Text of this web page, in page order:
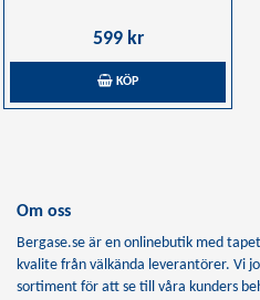
599 kr
KÖP
Om oss
Bergase.se är en onlinebutik med
kvalite från välkända leverantörer. Vi
sortiment för att se till våra kunders